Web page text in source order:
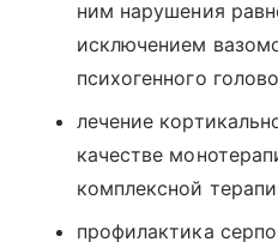
ним нарушения
исключением
психогенного
лечение
качестве
комплексной
профилактика